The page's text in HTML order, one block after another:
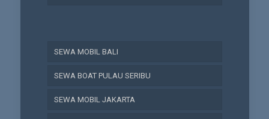
SEWA MOBIL BALI
SEWA BOAT PULAU SERIBU
SEWA MOBIL JAKARTA